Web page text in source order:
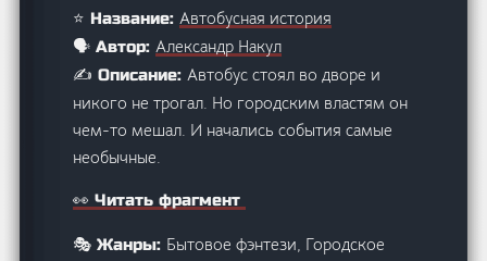
⭐ Название:Автобусная история
🗣️ Автор:Александр Накул
✍️ Описание:Автобус стоял во дворе и
никого не трогал. Но городским властям он
чем-то мешал. И начались события самые
необычные.
👀 Читать фрагмент
🎭 Жанры: Бытовое фэнтези, Городское